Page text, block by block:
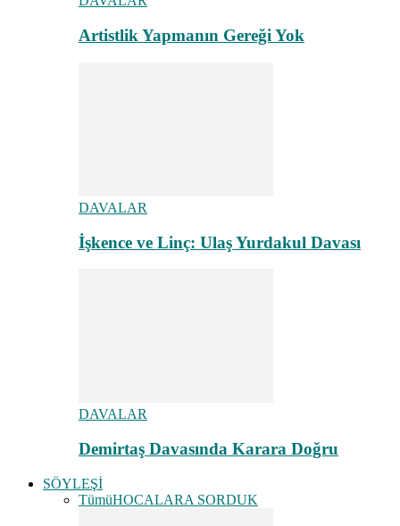
Artistlik Yapmanın Gereği Yok
DAVALAR
İşkence ve Linç: Ulaş Yurdakul Davası
DAVALAR
Demirtaş Davasında Karara Doğru
SÖYLEŞİ
TümüHOCALARA SORDUK